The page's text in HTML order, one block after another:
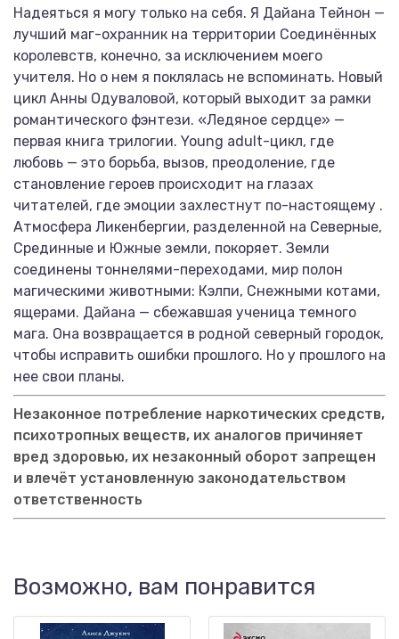
Надеяться я могу только на себя. Я Дайана Тейнон —
лучший маг-охранник на территории Соединённых
королевств, конечно, за исключением моего
учителя. Но о нем я поклялась не вспоминать. Новый
цикл Анны Одуваловой, который выходит за рамки
романтического фэнтези. «Ледяное сердце» —
первая книга трилогии. Young adult-цикл, где
любовь — это борьба, вызов, преодоление, где
становление героев происходит на глазах
читателей, где эмоции захлестнут по-настоящему .
Атмосфера Ликенбергии, разделенной на Северные,
Срединные и Южные земли, покоряет. Земли
соединены тоннелями-переходами, мир полон
магическими животными: Кэлпи, Снежными котами,
ящерами. Дайана — сбежавшая ученица темного
мага. Она возвращается в родной северный городок,
чтобы исправить ошибки прошлого. Но у прошлого на
нее свои планы.
Незаконное потребление наркотических средств,
психотропных веществ, их аналогов причиняет
вред здоровью, их незаконный оборот запрещен
и влечёт установленную законодательством
ответственность
Возможно, вам понравится